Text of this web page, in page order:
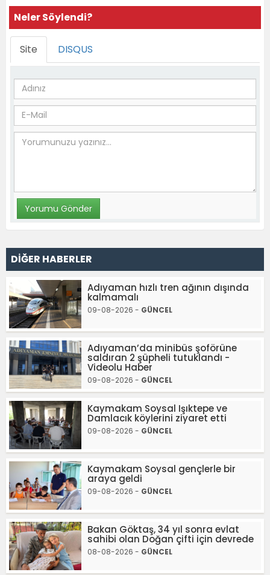
Neler Söylendi?
Site DISQUS
DİĞER HABERLER
Adıyaman hızlı tren ağının dışında
kalmamalı
09-08-2026 - GÜNCEL
Adıyaman’da minibüs şoförüne
saldıran 2 şüpheli tutuklandı -
Videolu Haber
09-08-2026 - GÜNCEL
Kaymakam Soysal Işıktepe ve
Damlacık köylerini ziyaret etti
09-08-2026 - GÜNCEL
Kaymakam Soysal gençlerle bir
araya geldi
09-08-2026 - GÜNCEL
Bakan Göktaş, 34 yıl sonra evlat
sahibi olan Doğan çifti için devrede
08-08-2026 - GÜNCEL